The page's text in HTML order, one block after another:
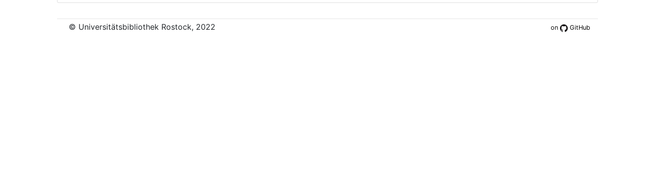
on GitHub
© Universitätsbibliothek Rostock, 2022